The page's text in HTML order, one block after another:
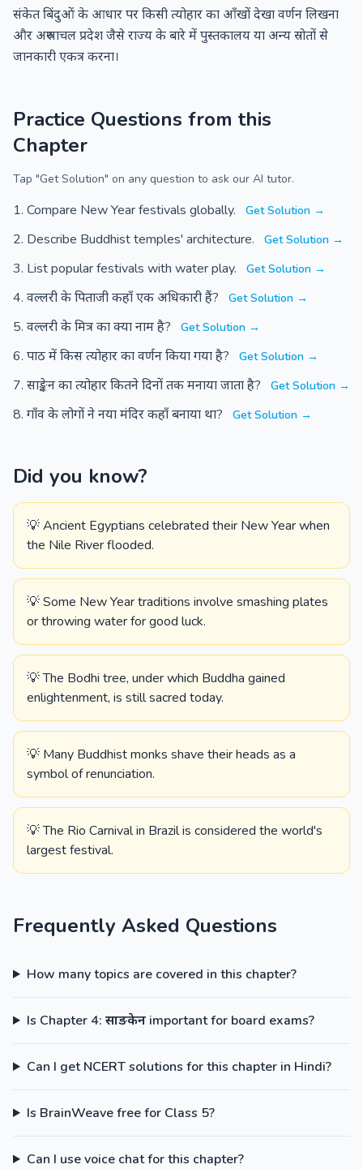
संकेत बिंदुओं के आधार पर किसी त्योहार का आँखों देखा वर्णन लिखना
और अरुणाचल प्रदेश जैसे राज्य के बारे में पुस्तकालय या अन्य स्रोतों से
जानकारी एकत्र करना।
Practice Questions from this
Chapter
Tap "Get Solution" on any question to ask our AI tutor.
Compare New Year festivals globally. Get Solution →
Describe Buddhist temples' architecture. Get Solution →
List popular festivals with water play. Get Solution →
वल्लरी के पिताजी कहाँ एक अधिकारी हैं? Get Solution →
वल्लरी के मित्र का क्या नाम है? Get Solution →
पाठ में किस त्योहार का वर्णन किया गया है? Get Solution →
साङ्केन का त्योहार कितने दिनों तक मनाया जाता है? Get Solution →
गाँव के लोगों ने नया मंदिर कहाँ बनाया था? Get Solution →
Did you know?
💡 Ancient Egyptians celebrated their New Year when
the Nile River flooded.
💡 Some New Year traditions involve smashing plates
or throwing water for good luck.
💡 The Bodhi tree, under which Buddha gained
enlightenment, is still sacred today.
💡 Many Buddhist monks shave their heads as a
symbol of renunciation.
💡 The Rio Carnival in Brazil is considered the world's
largest festival.
Frequently Asked Questions
How many topics are covered in this chapter?
Is Chapter 4: साङकेन important for board exams?
Can I get NCERT solutions for this chapter in Hindi?
Is BrainWeave free for Class 5?
Can I use voice chat for this chapter?